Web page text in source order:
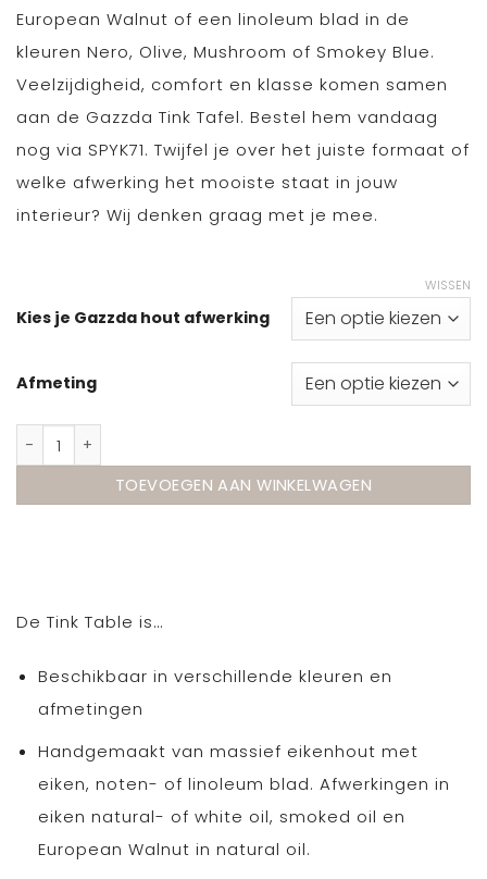
European Walnut of een linoleum blad in de
kleuren Nero, Olive, Mushroom of Smokey Blue.
Veelzijdigheid, comfort en klasse komen samen
aan de Gazzda Tink Tafel. Bestel hem vandaag
nog via SPYK71. Twijfel je over het juiste formaat of
welke afwerking het mooiste staat in jouw
interieur? Wij denken graag met je mee.
Kies je Gazzda hout afwerking
Afmeting
WISSEN
Gazzda Tink Table massief eiken aantal
TOEVOEGEN AAN WINKELWAGEN
De Tink Table is…
Beschikbaar in verschillende kleuren en
afmetingen
Handgemaakt van massief eikenhout met
eiken, noten- of linoleum blad. Afwerkingen in
eiken natural- of white oil, smoked oil en
European Walnut in natural oil.